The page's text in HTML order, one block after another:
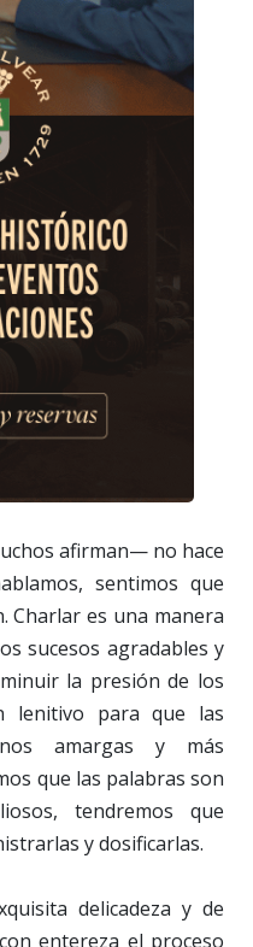
afirman— no hace
sentimos que
Charlar es una manera
sucesos agradables y
la presión de los
lenitivo para que las
amargas y más
que las palabras son
tendremos que
y dosificarlas.
delicadeza y de
entereza el proceso